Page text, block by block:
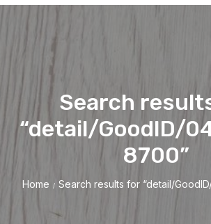
Search
“detail/GoodID/
8700”
Home / Search results for “detail/